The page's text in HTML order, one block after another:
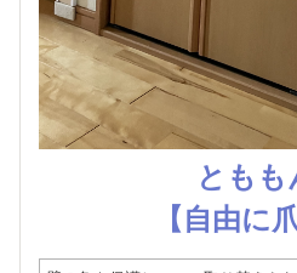
ともも
【自由に